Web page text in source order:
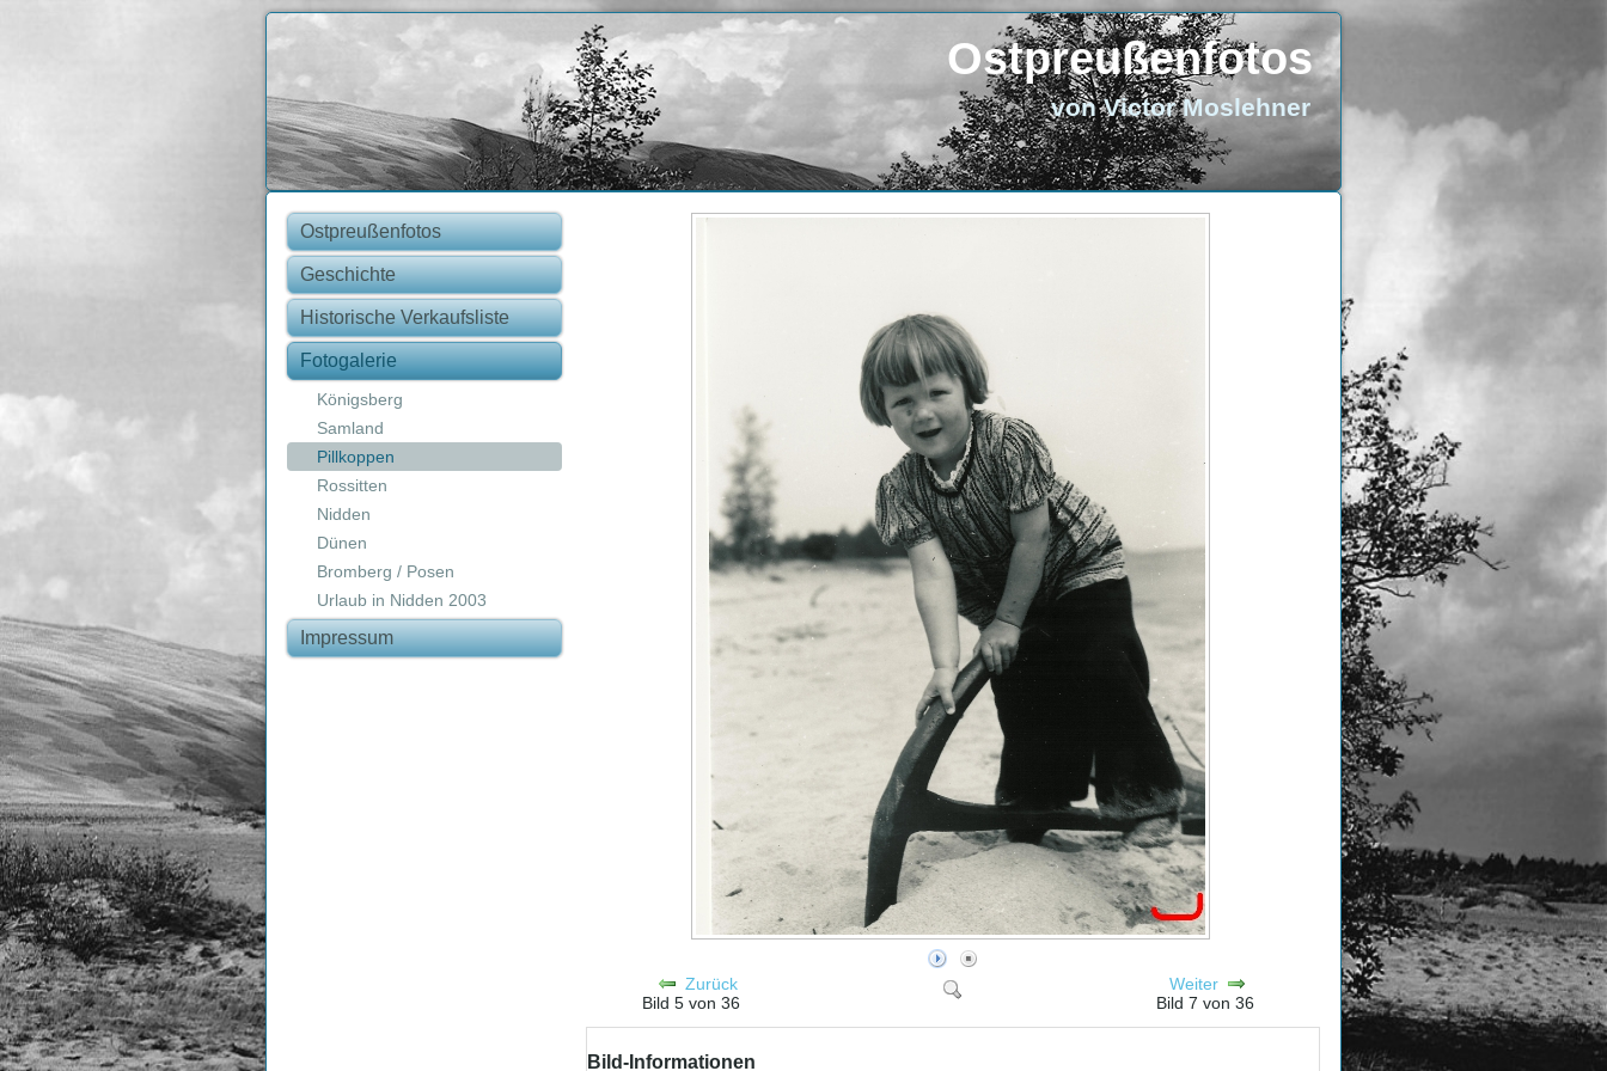
Ostpreußenfotos
von Victor Moslehner
Ostpreußenfotos
Geschichte
Historische Verkaufsliste
Fotogalerie
Königsberg
Samland
Pillkoppen
Rossitten
Nidden
Dünen
Bromberg / Posen
Urlaub in Nidden 2003
Impressum
Zurück
Bild 5 von 36
Weiter
Bild 7 von 36
Bild-Informationen